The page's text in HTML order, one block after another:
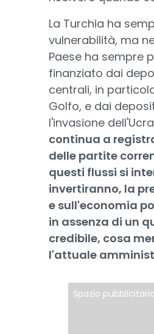
La Turchia ha
vulnerabilità, ma
Paese ha sempre
finanziato dai
centrali, in
Golfo, e dai
l'invasione
continua a
delle partite
questi flussi si
invertiranno, la
e sull'economia
in assenza di un
credibile, cosa
l'attuale
Spazio pubblicitario